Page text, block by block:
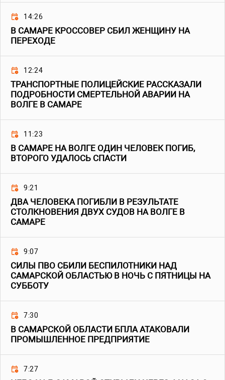
14:26
В САМАРЕ КРОССОВЕР СБИЛ ЖЕНЩИНУ НА
ПЕРЕХОДЕ
12:24
ТРАНСПОРТНЫЕ ПОЛИЦЕЙСКИЕ РАССКАЗАЛИ
ПОДРОБНОСТИ СМЕРТЕЛЬНОЙ АВАРИИ НА
ВОЛГЕ В САМАРЕ
11:23
В САМАРЕ НА ВОЛГЕ ОДИН ЧЕЛОВЕК ПОГИБ,
ВТОРОГО УДАЛОСЬ СПАСТИ
9:21
ДВА ЧЕЛОВЕКА ПОГИБЛИ В РЕЗУЛЬТАТЕ
СТОЛКНОВЕНИЯ ДВУХ СУДОВ НА ВОЛГЕ В
САМАРЕ
9:07
СИЛЫ ПВО СБИЛИ БЕСПИЛОТНИКИ НАД
САМАРСКОЙ ОБЛАСТЬЮ В НОЧЬ С ПЯТНИЦЫ НА
СУББОТУ
7:30
В САМАРСКОЙ ОБЛАСТИ БПЛА АТАКОВАЛИ
ПРОМЫШЛЕННОЕ ПРЕДПРИЯТИЕ
7:27